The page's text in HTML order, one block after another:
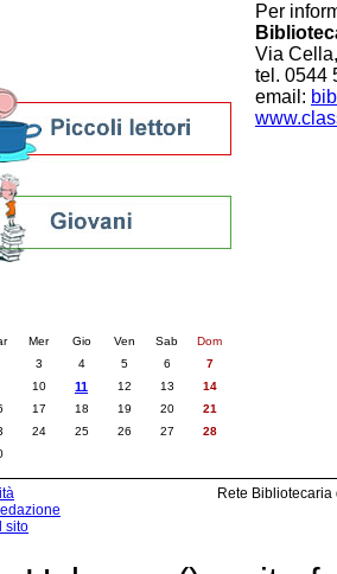
Per
Via
tel. 0544
email:
Mer Gio Ven Sab
Dom
3 4 5 6
7
10 11 12 13
14
17 18 19 20
21
24 25 26 27
28
sito
Rete